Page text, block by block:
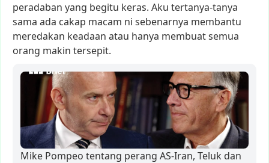
peradaban yang begitu keras. Aku tertanya-tanya
sama ada cakap macam ni sebenarnya membantu
meredakan keadaan atau hanya membuatsemua
orang makin tersepit.
Mike Pompeo tentang perang AS-Iran, Teluk dan